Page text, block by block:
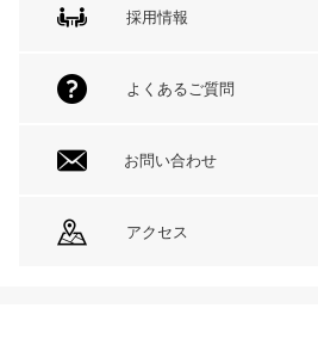
採用情報
よくあるご質問
お問い合わせ
アクセス